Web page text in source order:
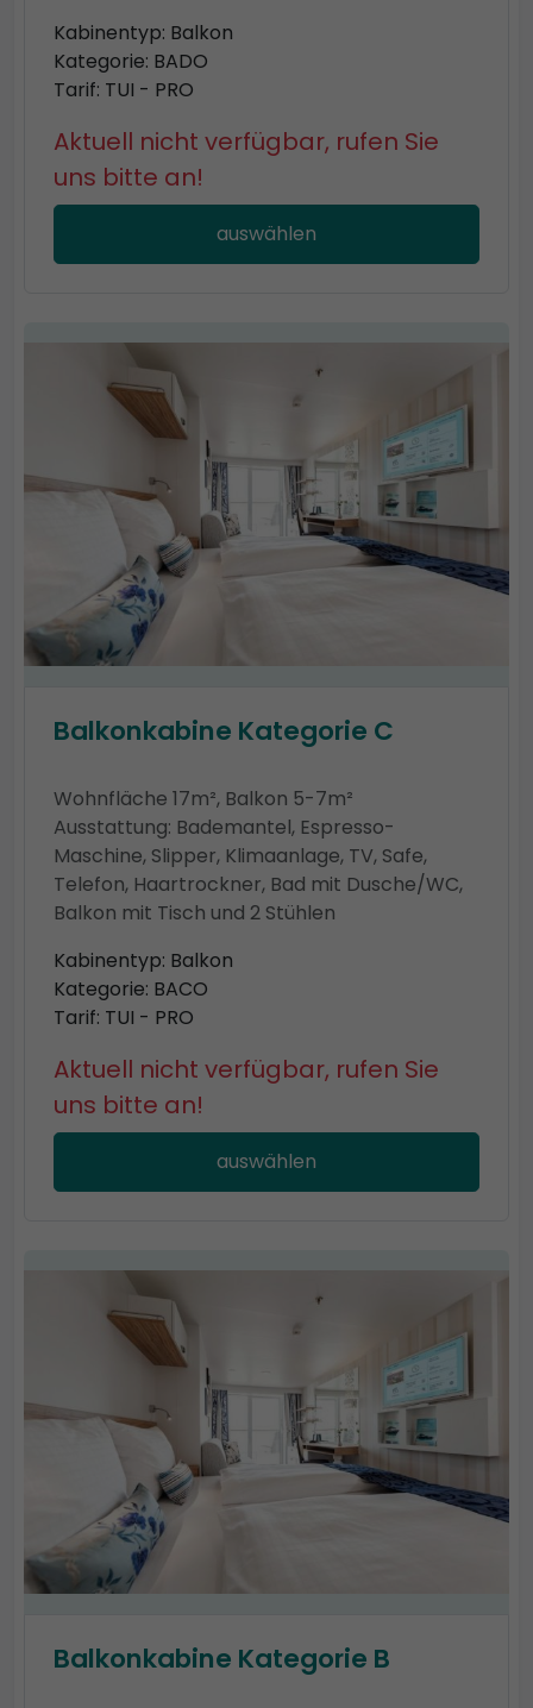
Kabinentyp: Balkon
Kategorie: BADO
Tarif: TUI - PRO
Aktuell nicht verfügbar, rufen Sie
uns bitte an!
auswählen
Balkonkabine Kategorie C
Wohnfläche 17m², Balkon 5-7m²
Ausstattung: Bademantel, Espresso-
Maschine, Slipper, Klimaanlage, TV, Safe,
Telefon, Haartrockner, Bad mit Dusche/WC,
Balkon mit Tisch und 2 Stühlen
Kabinentyp: Balkon
Kategorie: BACO
Tarif: TUI - PRO
Aktuell nicht verfügbar, rufen Sie
uns bitte an!
auswählen
Balkonkabine Kategorie B